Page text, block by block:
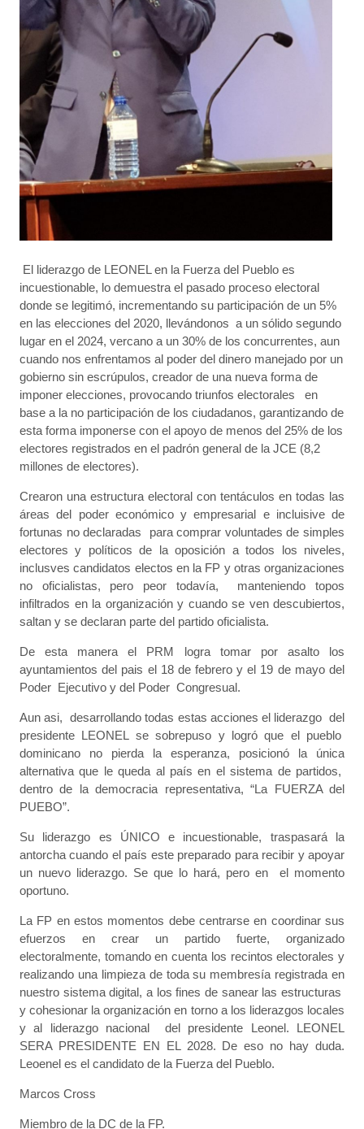
El liderazgo de LEONEL en la Fuerza del Pueblo es
incuestionable, lo demuestra el pasado proceso electoral
donde se legitimó, incrementando su participación de un 5%
en las elecciones del 2020, llevándonos a un sólido segundo
lugar en el 2024, vercano a un 30% de los concurrentes, aun
cuando nos enfrentamos al poder del dinero manejado por un
gobierno sin escrúpulos, creador de una nueva forma de
imponer elecciones, provocando triunfos electorales en
base a la no participación de los ciudadanos, garantizando de
esta forma imponerse con el apoyo de menos del 25% de los
electores registrados en el padrón general de la JCE (8,2
millones de electores).
Crearon una estructura electoral con tentáculos en todas las
áreas del poder económico y empresarial e incluisive de
fortunas no declaradas para comprar voluntades de simples
electores y políticos de la oposición a todos los niveles,
inclusves candidatos electos en la FP y otras organizaciones
no oficialistas, pero peor todavía, manteniendo topos
infiltrados en la organización y cuando se ven descubiertos,
saltan y se declaran parte del partido oficialista.
De esta manera el PRM logra tomar por asalto los
ayuntamientos del pais el 18 de febrero y el 19 de mayo del
Poder Ejecutivo y del Poder Congresual.
Aun asi, desarrollando todas estas acciones el liderazgo del
presidente LEONEL se sobrepuso y logró que el pueblo
dominicano no pierda la esperanza, posicionó la única
alternativa que le queda al país en el sistema de partidos,
dentro de la democracia representativa, “La FUERZA del
PUEBO”.
Su liderazgo es ÚNICO e incuestionable, traspasará la
antorcha cuando el país este preparado para recibir y apoyar
un nuevo liderazgo. Se que lo hará, pero en el momento
oportuno.
La FP en estos momentos debe centrarse en coordinar sus
efuerzos en crear un partido fuerte, organizado
electoralmente, tomando en cuenta los recintos electorales y
realizando una limpieza de toda su membresía registrada en
nuestro sistema digital, a los fines de sanear las estructuras
y cohesionar la organización en torno a los liderazgos locales
y al liderazgo nacional del presidente Leonel. LEONEL
SERA PRESIDENTE EN EL 2028. De eso no hay duda.
Leoenel es el candidato de la Fuerza del Pueblo.
Marcos Cross
Miembro de la DC de la FP.